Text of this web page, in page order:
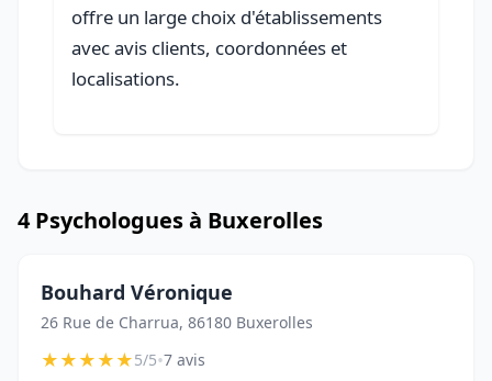
offre un large choix d'établissements
avec avis clients, coordonnées et
localisations.
4 Psychologues à Buxerolles
Bouhard Véronique
26 Rue de Charrua, 86180 Buxerolles
★★★★★5/5•7 avis